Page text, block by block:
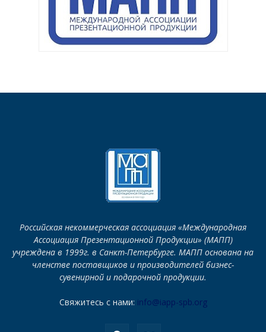
Российская некоммерческая ассоциация «Международная
Ассоциация Презентационной Продукции» (МАПП)
учреждена в 1999г. в Санкт-Петербурге. МАПП основана на
членстве поставщиков и производителей бизнес-
сувенирной и подарочной продукции.
Свяжитесь с нами: info@iapp-spb.org